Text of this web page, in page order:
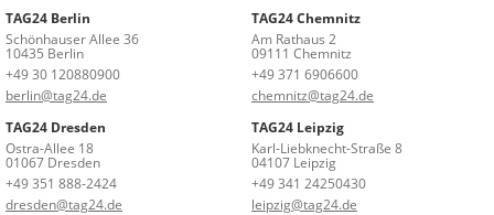
TAG24 Berlin
Schönhauser Allee 36
10435 Berlin
+49 30 120880900
berlin@tag24.de
TAG24 Chemnitz
Am Rathaus 2
09111 Chemnitz
+49 371 6906600
chemnitz@tag24.de
TAG24 Dresden
Ostra-Allee 18
01067 Dresden
+49 351 888-2424
dresden@tag24.de
TAG24 Leipzig
Karl-Liebknecht-Straße 8
04107 Leipzig
+49 341 24250430
leipzig@tag24.de